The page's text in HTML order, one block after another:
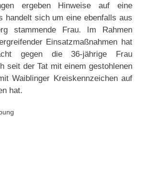
ergeben Hinweise auf eine
handelt sich um eine ebenfalls aus
stammende Frau. Im Rahmen
Einsatzmaßnahmen hat
gegen die 36-jährige Frau
seit der Tat mit einem gestohlenen
Waiblinger Kreiskennzeichen auf
hat.